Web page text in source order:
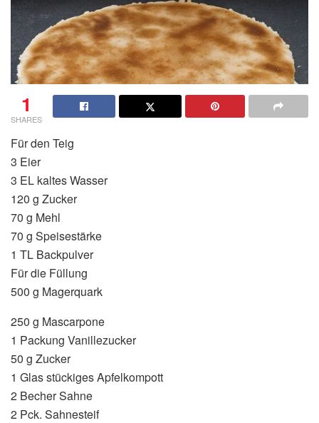
1
SHARES
Für den Teig
3 Eier
3 EL kaltes Wasser
120 g Zucker
70 g Mehl
70 g Speisestärke
1 TL Backpulver
Für die Füllung
500 g Magerquark
250 g Mascarpone
1 Packung Vanillezucker
50 g Zucker
1 Glas stückiges Apfelkompott
2 Becher Sahne
2 Pck. Sahnesteif